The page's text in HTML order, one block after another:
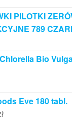
PILOTKI
789
Bio
Eve 180 tabl.